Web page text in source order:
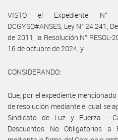
VISTO el Expediente N°
DCGYSO#ANSES, Ley N° 24.241,
de 2011, la Resolución N° RESOL-
16 de octubre de 2024, y
CONSIDERANDO:
Que, por el expediente
de resolución mediante el cual se
Sindicato de Luz y Fuerza -
Descuentos No Obligatorios a